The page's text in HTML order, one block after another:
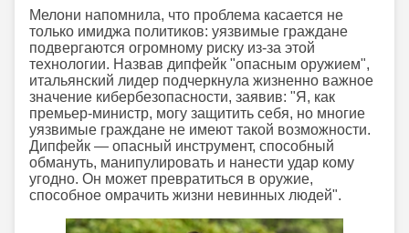
Мелони напомнила, что проблема касается не
только имиджа политиков: уязвимые граждане
подвергаются огромному риску из-за этой
технологии. Назвав дипфейк "опасным оружием",
итальянский лидер подчеркнула жизненно важное
значение кибербезопасности, заявив: "Я, как
премьер-министр, могу защитить себя, но многие
уязвимые граждане не имеют такой возможности.
Дипфейк — опасный инструмент, способный
обмануть, манипулировать и нанести удар кому
угодно. Он может превратиться в оружие,
способное омрачить жизни невинных людей".